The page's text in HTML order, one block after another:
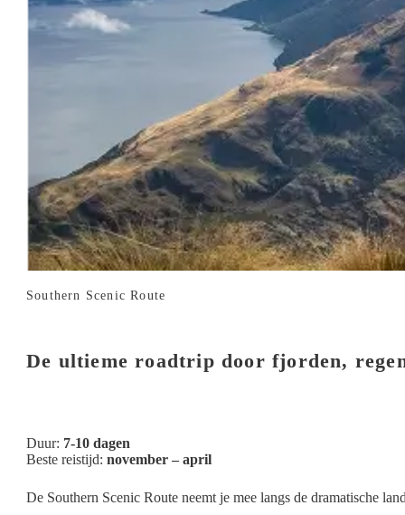
Southern Scenic Route
De ultieme roadtrip door fjorden,
Duur: 7-10 dagen
Beste reistijd: november – april
De Southern Scenic Route neemt je mee langs de dramatische